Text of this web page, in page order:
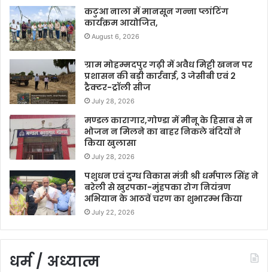
कटुआ नाला में मानसून गन्ना प्लांटिंग
कार्यक्रम आयोजित,
August 6, 2026
ग्राम मोहम्मदपुर गढ़ी में अवैध मिट्टी खनन पर
प्रशासन की बड़ी कार्रवाई, 3 जेसीबी एवं 2
ट्रैक्टर-ट्रॉली सीज
July 28, 2026
मण्डल कारागार,गोण्डा में मीनू के हिसाब से न
भोजन न मिलने का बाहर निकले बंदियों ने
किया खुलासा
July 28, 2026
पशुधन एवं दुग्ध विकास मंत्री श्री धर्मपाल सिंह ने
बरेली से खुरपका-मुंहपका रोग नियंत्रण
अभियान के आठवें चरण का शुभारम्भ किया
July 22, 2026
धर्म / अध्यात्म